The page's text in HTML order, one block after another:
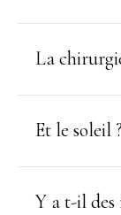
La
Et le soleil
Y a t-il des